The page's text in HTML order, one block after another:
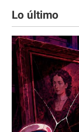
Lo último